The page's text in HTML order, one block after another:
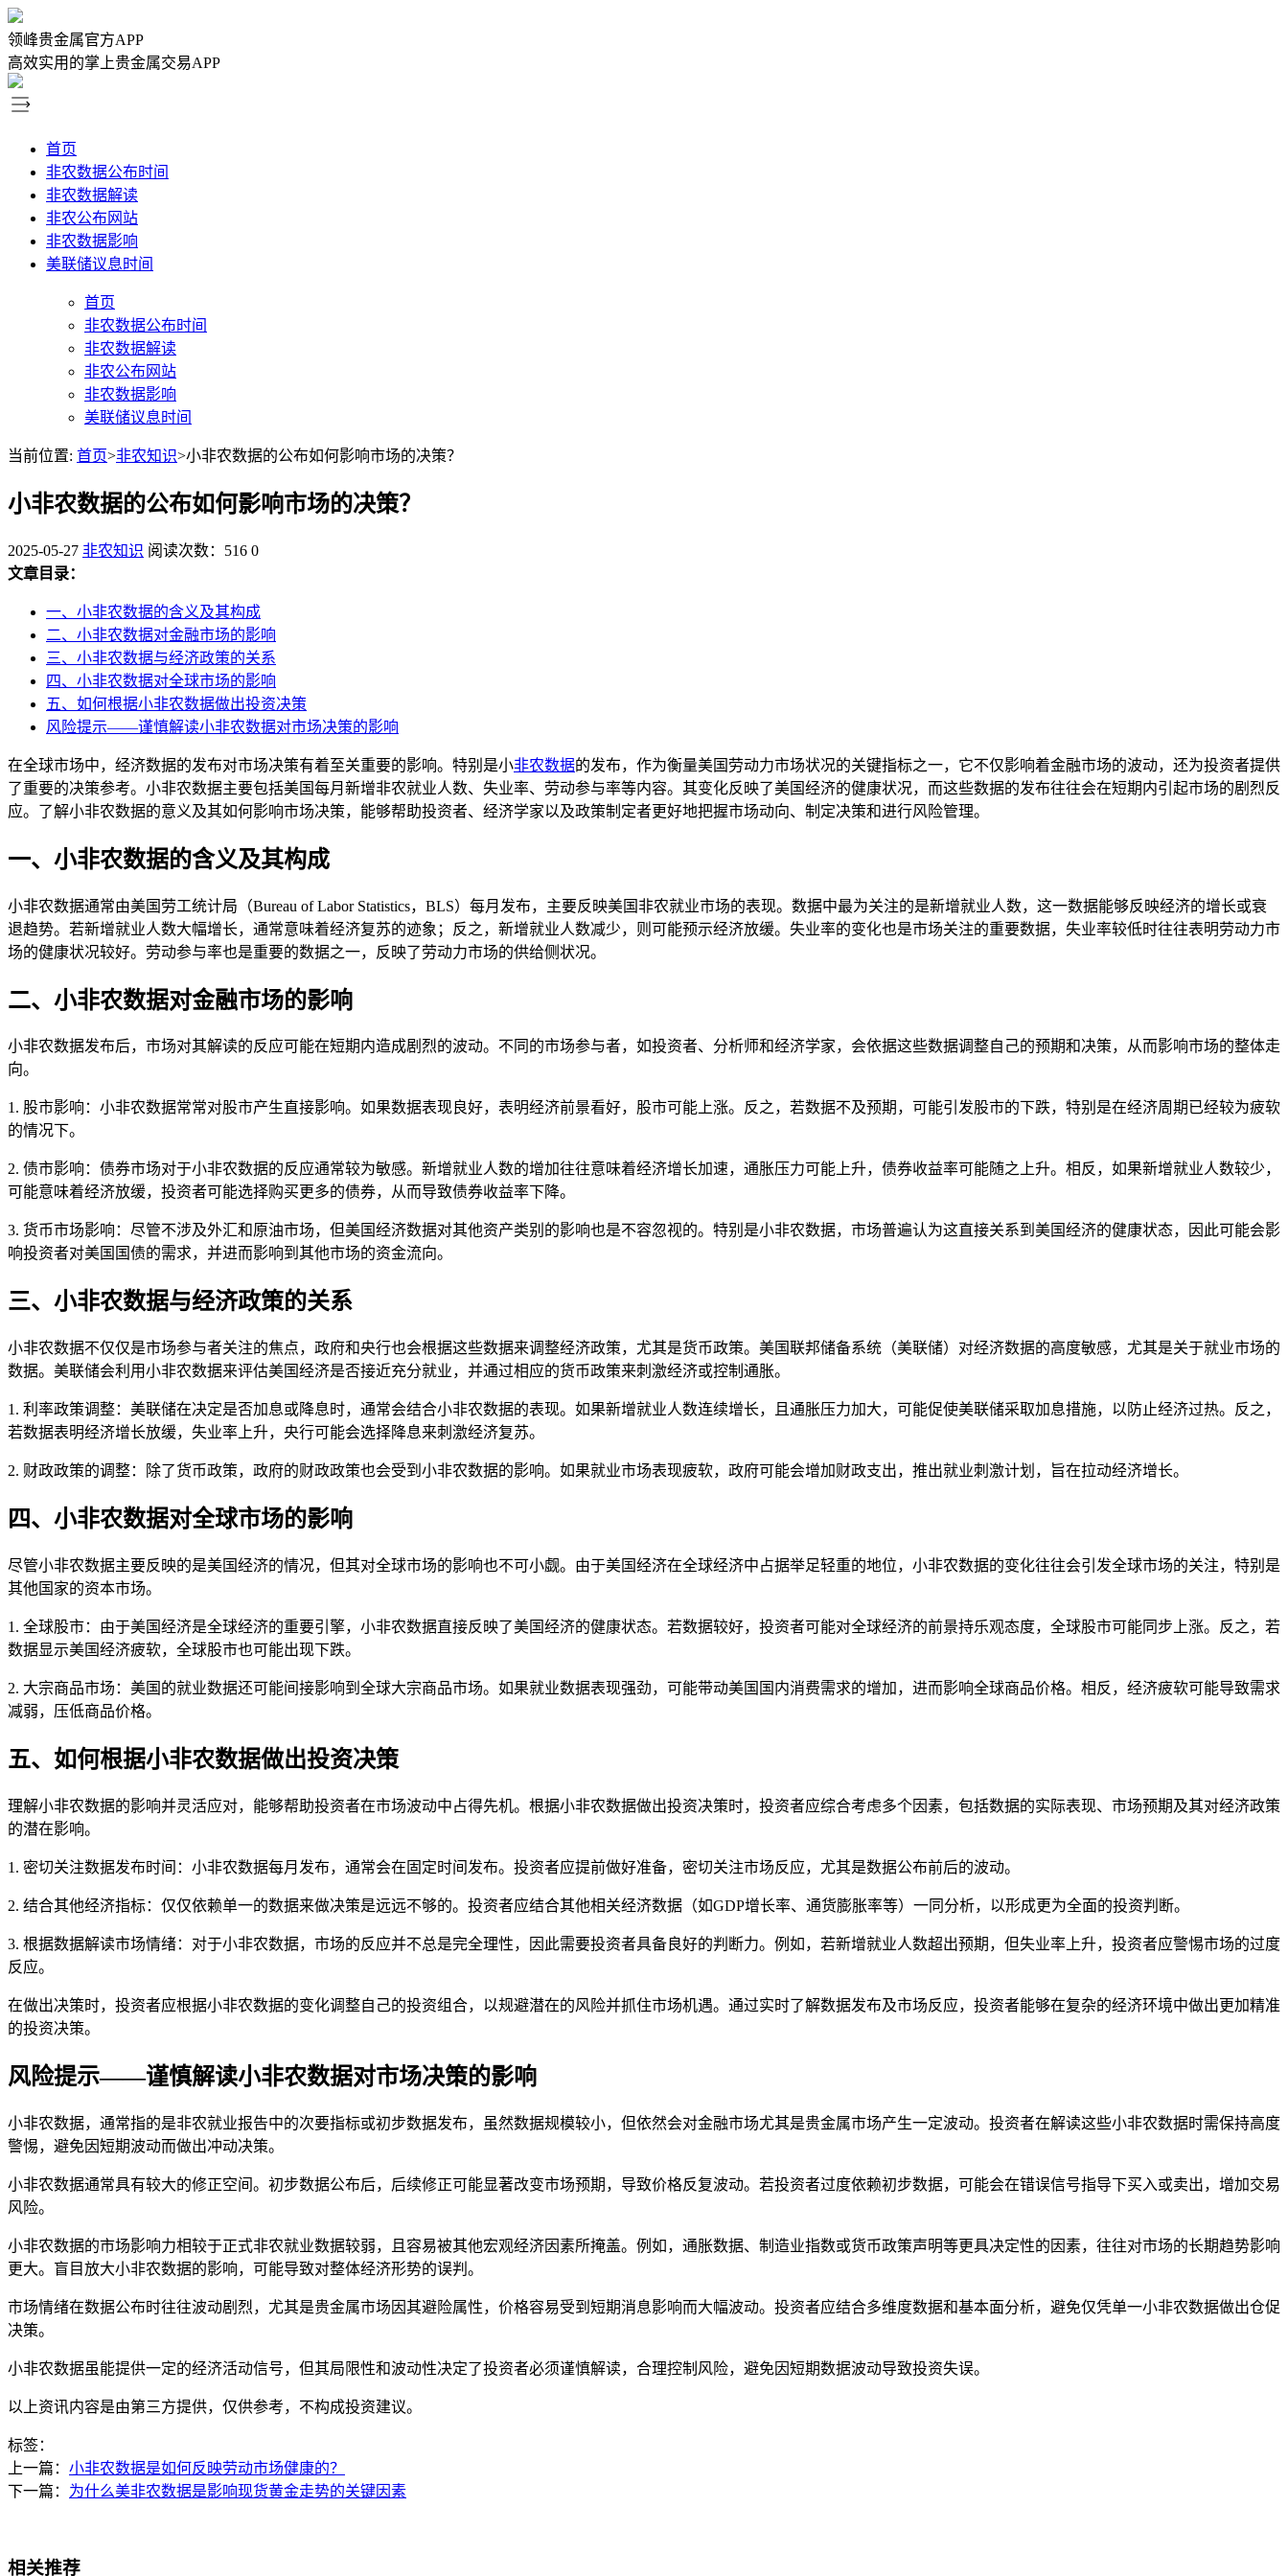
领峰贵金属官方APP
高效实用的掌上贵金属交易APP
首页
非农数据公布时间
非农数据解读
非农公布网站
非农数据影响
美联储议息时间
首页
非农数据公布时间
非农数据解读
非农公布网站
非农数据影响
美联储议息时间
当前位置: 首页>非农知识>小非农数据的公布如何影响市场的决策？
小非农数据的公布如何影响市场的决策？
2025-05-27 非农知识 阅读次数：516 0
文章目录：
一、小非农数据的含义及其构成
二、小非农数据对金融市场的影响
三、小非农数据与经济政策的关系
四、小非农数据对全球市场的影响
五、如何根据小非农数据做出投资决策
风险提示——谨慎解读小非农数据对市场决策的影响
在全球市场中，经济数据的发布对市场决策有着至关重要的影响。特别是小非农数据的发布，作为衡量美国劳动力市场状况的关键指标之一，它不仅影响着金融市场的波动，还为投资者提供
了重要的决策参考。小非农数据主要包括美国每月新增非农就业人数、失业率、劳动参与率等内容。其变化反映了美国经济的健康状况，而这些数据的发布往往会在短期内引起市场的剧烈反
应。了解小非农数据的意义及其如何影响市场决策，能够帮助投资者、经济学家以及政策制定者更好地把握市场动向、制定决策和进行风险管理。
一、小非农数据的含义及其构成
小非农数据通常由美国劳工统计局（Bureau of Labor Statistics，BLS）每月发布，主要反映美国非农就业市场的表现。数据中最为关注的是新增就业人数，这一数据能够反映经济的增长或衰
退趋势。若新增就业人数大幅增长，通常意味着经济复苏的迹象；反之，新增就业人数减少，则可能预示经济放缓。失业率的变化也是市场关注的重要数据，失业率较低时往往表明劳动力市
场的健康状况较好。劳动参与率也是重要的数据之一，反映了劳动力市场的供给侧状况。
二、小非农数据对金融市场的影响
小非农数据发布后，市场对其解读的反应可能在短期内造成剧烈的波动。不同的市场参与者，如投资者、分析师和经济学家，会依据这些数据调整自己的预期和决策，从而影响市场的整体走
向。
1. 股市影响：小非农数据常常对股市产生直接影响。如果数据表现良好，表明经济前景看好，股市可能上涨。反之，若数据不及预期，可能引发股市的下跌，特别是在经济周期已经较为疲软
的情况下。
2. 债市影响：债券市场对于小非农数据的反应通常较为敏感。新增就业人数的增加往往意味着经济增长加速，通胀压力可能上升，债券收益率可能随之上升。相反，如果新增就业人数较少，
可能意味着经济放缓，投资者可能选择购买更多的债券，从而导致债券收益率下降。
3. 货币市场影响：尽管不涉及外汇和原油市场，但美国经济数据对其他资产类别的影响也是不容忽视的。特别是小非农数据，市场普遍认为这直接关系到美国经济的健康状态，因此可能会影
响投资者对美国国债的需求，并进而影响到其他市场的资金流向。
三、小非农数据与经济政策的关系
小非农数据不仅仅是市场参与者关注的焦点，政府和央行也会根据这些数据来调整经济政策，尤其是货币政策。美国联邦储备系统（美联储）对经济数据的高度敏感，尤其是关于就业市场的
数据。美联储会利用小非农数据来评估美国经济是否接近充分就业，并通过相应的货币政策来刺激经济或控制通胀。
1. 利率政策调整：美联储在决定是否加息或降息时，通常会结合小非农数据的表现。如果新增就业人数连续增长，且通胀压力加大，可能促使美联储采取加息措施，以防止经济过热。反之，
若数据表明经济增长放缓，失业率上升，央行可能会选择降息来刺激经济复苏。
2. 财政政策的调整：除了货币政策，政府的财政政策也会受到小非农数据的影响。如果就业市场表现疲软，政府可能会增加财政支出，推出就业刺激计划，旨在拉动经济增长。
四、小非农数据对全球市场的影响
尽管小非农数据主要反映的是美国经济的情况，但其对全球市场的影响也不可小觑。由于美国经济在全球经济中占据举足轻重的地位，小非农数据的变化往往会引发全球市场的关注，特别是
其他国家的资本市场。
1. 全球股市：由于美国经济是全球经济的重要引擎，小非农数据直接反映了美国经济的健康状态。若数据较好，投资者可能对全球经济的前景持乐观态度，全球股市可能同步上涨。反之，若
数据显示美国经济疲软，全球股市也可能出现下跌。
2. 大宗商品市场：美国的就业数据还可能间接影响到全球大宗商品市场。如果就业数据表现强劲，可能带动美国国内消费需求的增加，进而影响全球商品价格。相反，经济疲软可能导致需求
减弱，压低商品价格。
五、如何根据小非农数据做出投资决策
理解小非农数据的影响并灵活应对，能够帮助投资者在市场波动中占得先机。根据小非农数据做出投资决策时，投资者应综合考虑多个因素，包括数据的实际表现、市场预期及其对经济政策
的潜在影响。
1. 密切关注数据发布时间：小非农数据每月发布，通常会在固定时间发布。投资者应提前做好准备，密切关注市场反应，尤其是数据公布前后的波动。
2. 结合其他经济指标：仅仅依赖单一的数据来做决策是远远不够的。投资者应结合其他相关经济数据（如GDP增长率、通货膨胀率等）一同分析，以形成更为全面的投资判断。
3. 根据数据解读市场情绪：对于小非农数据，市场的反应并不总是完全理性，因此需要投资者具备良好的判断力。例如，若新增就业人数超出预期，但失业率上升，投资者应警惕市场的过度
反应。
在做出决策时，投资者应根据小非农数据的变化调整自己的投资组合，以规避潜在的风险并抓住市场机遇。通过实时了解数据发布及市场反应，投资者能够在复杂的经济环境中做出更加精准
的投资决策。
风险提示——谨慎解读小非农数据对市场决策的影响
小非农数据，通常指的是非农就业报告中的次要指标或初步数据发布，虽然数据规模较小，但依然会对金融市场尤其是贵金属市场产生一定波动。投资者在解读这些小非农数据时需保持高度
警惕，避免因短期波动而做出冲动决策。
小非农数据通常具有较大的修正空间。初步数据公布后，后续修正可能显著改变市场预期，导致价格反复波动。若投资者过度依赖初步数据，可能会在错误信号指导下买入或卖出，增加交易
风险。
小非农数据的市场影响力相较于正式非农就业数据较弱，且容易被其他宏观经济因素所掩盖。例如，通胀数据、制造业指数或货币政策声明等更具决定性的因素，往往对市场的长期趋势影响
更大。盲目放大小非农数据的影响，可能导致对整体经济形势的误判。
市场情绪在数据公布时往往波动剧烈，尤其是贵金属市场因其避险属性，价格容易受到短期消息影响而大幅波动。投资者应结合多维度数据和基本面分析，避免仅凭单一小非农数据做出仓促
决策。
小非农数据虽能提供一定的经济活动信号，但其局限性和波动性决定了投资者必须谨慎解读，合理控制风险，避免因短期数据波动导致投资失误。
以上资讯内容是由第三方提供，仅供参考，不构成投资建议。
标签：
上一篇： 小非农数据是如何反映劳动市场健康的？
下一篇： 为什么美非农数据是影响现货黄金走势的关键因素
相关推荐